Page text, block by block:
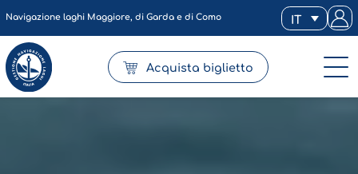
Navigazione laghi Maggiore, di Garda e di Como IT
Acquista biglietto